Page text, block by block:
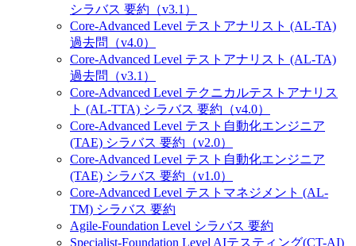
シラバス 要約（v3.1）
Core-Advanced Level テストアナリスト (AL-TA)
過去問（v4.0）
Core-Advanced Level テストアナリスト (AL-TA)
過去問（v3.1）
Core-Advanced Level テクニカルテストアナリス
ト (AL-TTA) シラバス 要約（v4.0）
Core-Advanced Level テスト自動化エンジニア
(TAE) シラバス 要約（v2.0）
Core-Advanced Level テスト自動化エンジニア
(TAE) シラバス 要約（v1.0）
Core-Advanced Level テストマネジメント (AL-
TM) シラバス 要約
Agile-Foundation Level シラバス 要約
Specialist-Foundation Level AIテスティング(CT-AI)